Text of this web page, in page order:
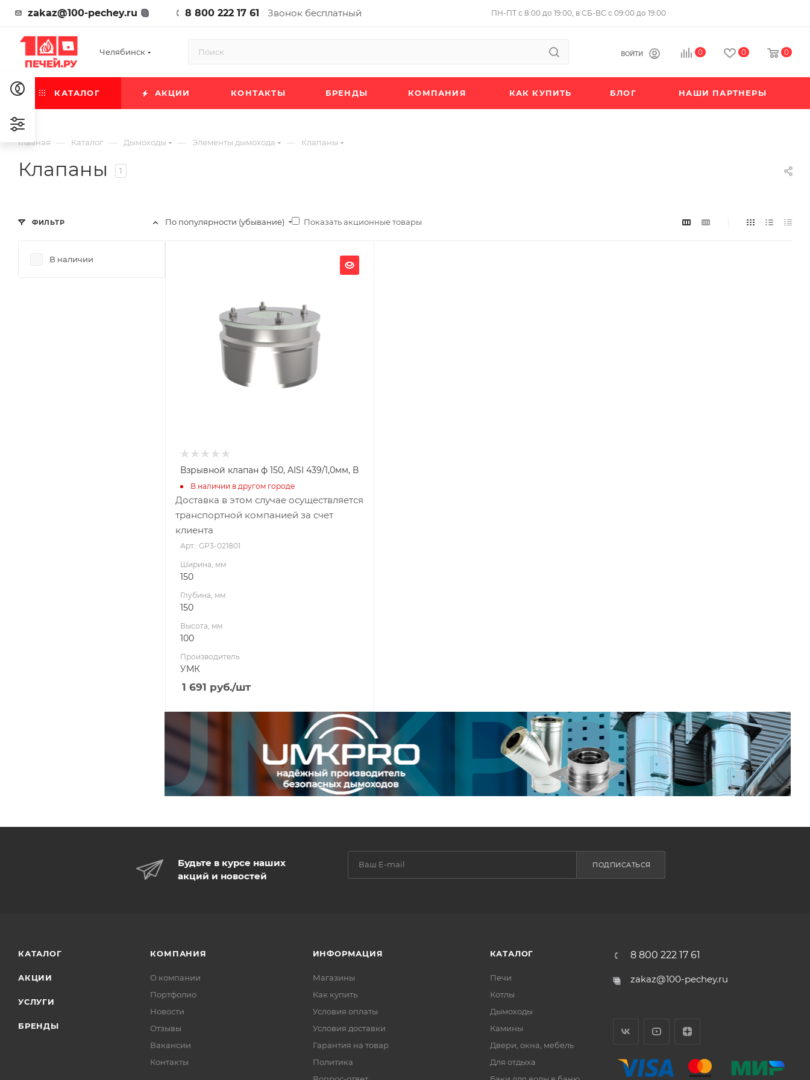
zakaz@100-pechey.ru 8 800 222 17 61 Звонок бесплатный ПН-ПТ с 8:00 до 19:00, в СБ-ВС с 09:00 до 19:00
Челябинск ВОЙТИ 0 0 0
КАТАЛОГ АКЦИИ КОНТАКТЫ БРЕНДЫ КОМПАНИЯ КАК КУПИТЬ БЛОГ НАШИ ПАРТНЕРЫ
Главная — Каталог — Дымоходы — Элементы дымохода — Клапаны
Клапаны 1
По популярности (убывание) Показать акционные товары
Высота, мм
Производитель
Взрывной клапан ф 150, AISI 439/1,0мм, В
В наличии в другом городе
Доставка в этом случае осуществляется
транспортной компанией за счет
клиента
Арт.: GP3-021801
Ширина, мм
150
Глубина, мм
150
Высота, мм
100
Производитель
УМК
1 691 руб./шт
ФИЛЬТР
В наличии
Будьте в курсе наших
акций и новостей
ПОДПИСАТЬСЯ
КАТАЛОГ
АКЦИИ
УСЛУГИ
БРЕНДЫ
КОМПАНИЯ
О компании
Портфолио
Новости
Отзывы
Вакансии
Контакты
ИНФОРМАЦИЯ
Магазины
Как купить
Условия оплаты
Условия доставки
Гарантия на товар
Политика
КАТАЛОГ
Печи
Котлы
Дымоходы
Камины
Двери, окна, мебель
Для отдыха
8 800 222 17 61
zakaz@100-pechey.ru